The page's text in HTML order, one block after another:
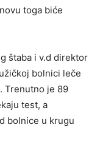
toga biće
štaba i v.d direktor
bolnici leče
Trenutno je 89
test, a
bolnice u krugu